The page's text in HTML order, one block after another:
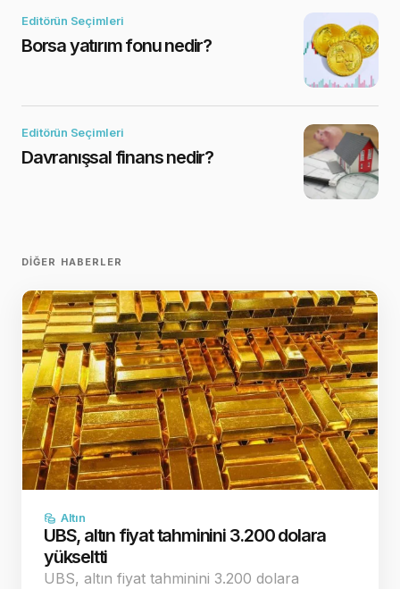
Editörün Seçimleri
Borsa yatırım fonu nedir?
Editörün Seçimleri
Davranışsal finans nedir?
DIĞER HABERLER
Altın
UBS, altın fiyat tahminini 3.200 dolara
yükseltti
UBS, altın fiyat tahminini 3.200 dolara